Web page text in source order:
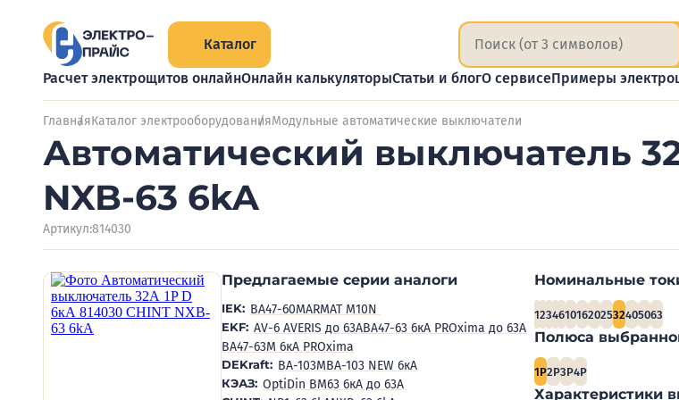
Каталог
Расчет электрощитов онлайнОнлайн калькуляторыСтатьи и блогО сервисеПримеры
ГлавнаяКаталог электрооборудованияМодульные автоматические выключатели
Автоматический выключатель
NXB-63 6kA
Артикул:814030
Предлагаемые серии аналоги
IEK: BA47-60MARMAT M10N
EKF: AV-6 AVERIS до 63АВА47-63 6кА PROxima до 63А
ВА47-63М 6кА PROxima
DEKraft: ВА-103MВА-103 NEW 6кА
КЭАЗ: OptiDin BM63 6кА до 63А
Номинальные
123461016202532405063
Полюса
1P2P3P4P
Характеристики